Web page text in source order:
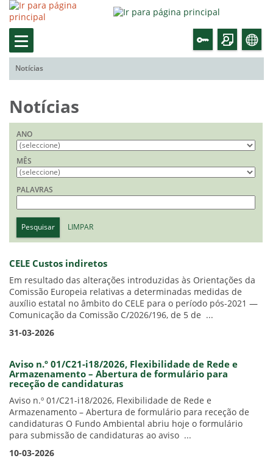
Notícias
Notícias
ANO
MÊS
PALAVRAS
Pesquisar LIMPAR
CELE Custos indiretos
Em resultado das alterações introduzidas às Orientações da
Comissão Europeia relativas a determinadas medidas de
auxílio estatal no âmbito do CELE para o período pós-2021 —
Comunicação da Comissão C/2026/196, de 5 de ...
31-03-2026
Aviso n.º 01/C21-i18/2026, Flexibilidade de Rede e
Armazenamento – Abertura de formulário para
receção de candidaturas
Aviso n.º 01/C21-i18/2026, Flexibilidade de Rede e
Armazenamento – Abertura de formulário para receção de
candidaturas O Fundo Ambiental abriu hoje o formulário
para submissão de candidaturas ao aviso ...
10-03-2026